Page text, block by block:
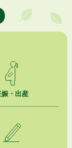
娠・出産